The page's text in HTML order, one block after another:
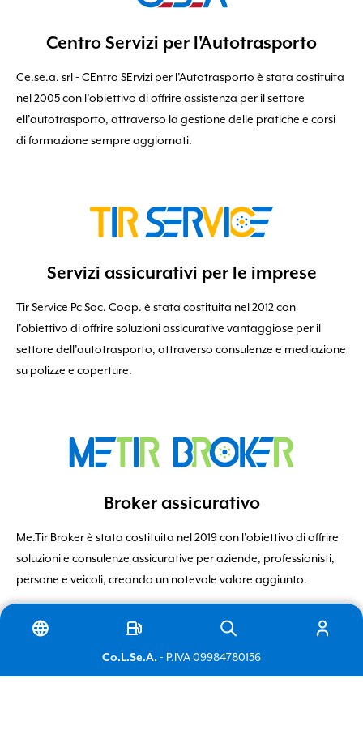
Co.L.Se.A. - P.IVA 09984780156
Centro Servizi per l'Autotrasporto
Ce.se.a. srl - CEntro SErvizi per l’Autotrasporto è stata costituita
nel 2005 con l’obiettivo di offrire assistenza per il settore
ell’autotrasporto, attraverso la gestione delle pratiche e corsi
di formazione sempre aggiornati.
Servizi assicurativi per le imprese
Tir Service Pc Soc. Coop. è stata costituita nel 2012 con
l’obiettivo di offrire soluzioni assicurative vantaggiose per il
settore dell’autotrasporto, attraverso consulenze e mediazione
su polizze e coperture.
Broker assicurativo
Me.Tir Broker è stata costituita nel 2019 con l’obiettivo di offrire
soluzioni e consulenze assicurative per aziende, professionisti,
persone e veicoli, creando un notevole valore aggiunto.